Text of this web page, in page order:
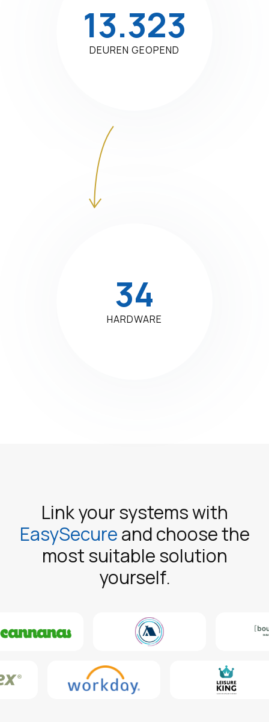
13.323
DEUREN GEOPEND
34
HARDWARE
Link your systems with
EasySecureand choose the
most suitable solution
yourself.